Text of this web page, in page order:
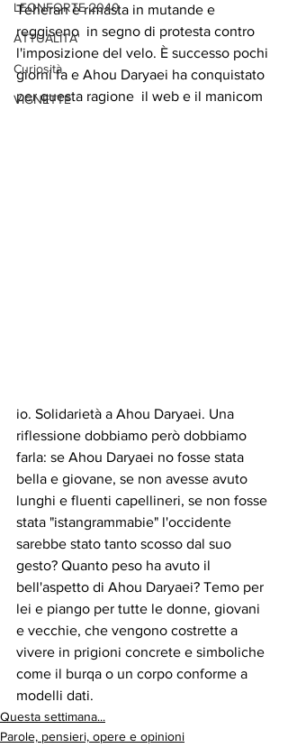
LEONFORTE 2040
ATTUALITA'
Curiosità
VIGNETTE
Teheran è rimasta in mutande e
reggiseno  in segno di protesta contro
l'imposizione del velo. È successo pochi
giorni fa e Ahou Daryaei ha conquistato
per questa ragione  il web e il manicom
io. Solidarietà a Ahou Daryaei. Una
riflessione dobbiamo però dobbiamo
farla: se Ahou Daryaei no fosse stata
bella e giovane, se non avesse avuto
lunghi e fluenti capellineri, se non fosse
stata "istangrammabie" l'occidente
sarebbe stato tanto scosso dal suo
gesto? Quanto peso ha avuto il
bell'aspetto di Ahou Daryaei? Temo per
lei e piango per tutte le donne, giovani
e vecchie, che vengono costrette a
vivere in prigioni concrete e simboliche
come il burqa o un corpo conforme a
modelli dati.
Questa settimana...
Parole, pensieri, opere e opinioni